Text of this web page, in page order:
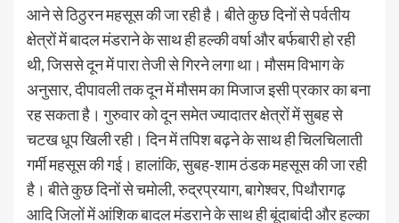
आने से ठिठुरन महसूस की जा रही है। बीते कुछ दिनों से पर्वतीय
क्षेत्रों में बादल मंडराने के साथ ही हल्की वर्षा और बर्फबारी हो रही
थी, जिससे दून में पारा तेजी से गिरने लगा था। मौसम विभाग के
अनुसार, दीपावली तक दून में मौसम का मिजाज इसी प्रकार का बना
रह सकता है। गुरुवार को दून समेत ज्यादातर क्षेत्रों में सुबह से
चटख धूप खिली रही। दिन में तपिश बढ़ने के साथ ही चिलचिलाती
गर्मी महसूस की गई। हालांकि, सुबह-शाम ठंडक महसूस की जा रही
है। बीते कुछ दिनों से चमोली, रुद्रप्रयाग, बागेश्वर, पिथौरागढ़
आदि जिलों में आंशिक बादल मंडराने के साथ ही बूंदाबांदी और हल्का